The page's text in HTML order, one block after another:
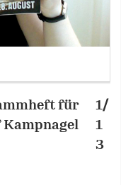
für
Kampnagel
1/
1
3